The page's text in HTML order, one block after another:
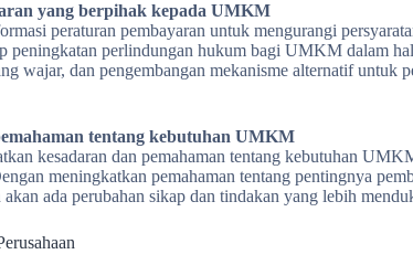
yang berpihak kepada UMKM
peraturan pembayaran untuk mengurangi
perlindungan hukum bagi UMKM dalam hal
wajar, dan pengembangan mekanisme alternatif untuk
tentang kebutuhan UMKM
kesadaran dan pemahaman tentang kebutuhan
meningkatkan pemahaman tentang pentingnya
ada perubahan sikap dan tindakan yang lebih